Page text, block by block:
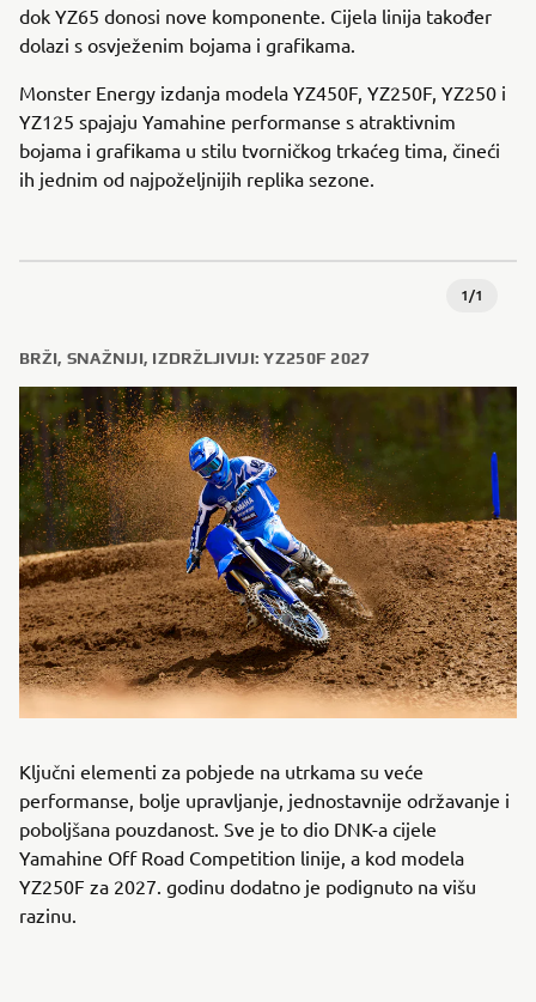
dok YZ65 donosi nove komponente. Cijela linija također
dolazi s osvježenim bojama i grafikama.
Monster Energy izdanja modela YZ450F, YZ250F, YZ250 i
YZ125 spajaju Yamahine performanse s atraktivnim
bojama i grafikama u stilu tvorničkog trkaćeg tima, čineći
ih jednim od najpoželjnijih replika sezone.
1/1
BRŽI, SNAŽNIJI, IZDRŽLJIVIJI: YZ250F 2027
Ključni elementi za pobjede na utrkama su veće
performanse, bolje upravljanje, jednostavnije održavanje i
poboljšana pouzdanost. Sve je to dio DNK-a cijele
Yamahine Off Road Competition linije, a kod modela
YZ250F za 2027. godinu dodatno je podignuto na višu
razinu.